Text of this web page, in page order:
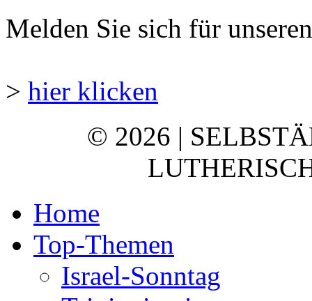
Melden Sie sich für
> hier klicken
© 2026 |
Home
Top-Themen
Israel-Sonntag